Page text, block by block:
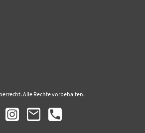
Alle Rechte vorbehalten.